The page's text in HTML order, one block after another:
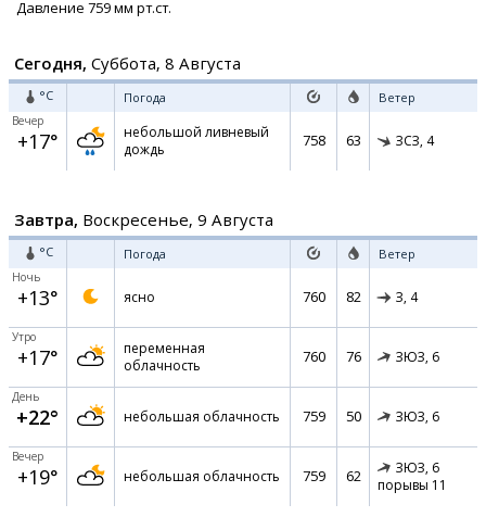
Давление 759 мм рт.ст.
Сегодня, Суббота, 8 Августа
°C Погода Ветер
Вечер
+17°
небольшой ливневый
дождь
758 63 ЗСЗ, 4
Завтра, Воскресенье, 9 Августа
°C Погода Ветер
Ночь
+13° ясно 760 82 З, 4
Утро
+17°
переменная
облачность
760 76 ЗЮЗ, 6
День
+22° небольшая облачность 759 50 ЗЮЗ, 6
Вечер
+19° небольшая облачность 759 62 ЗЮЗ, 6
порывы 11